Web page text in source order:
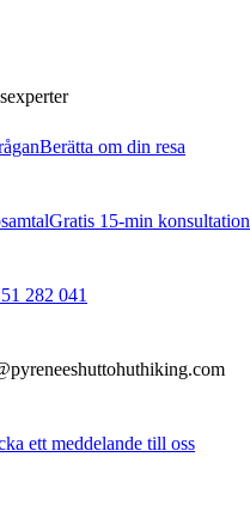
Berätta om din resa
Gratis 15-min konsultation
282 041
ett meddelande till oss